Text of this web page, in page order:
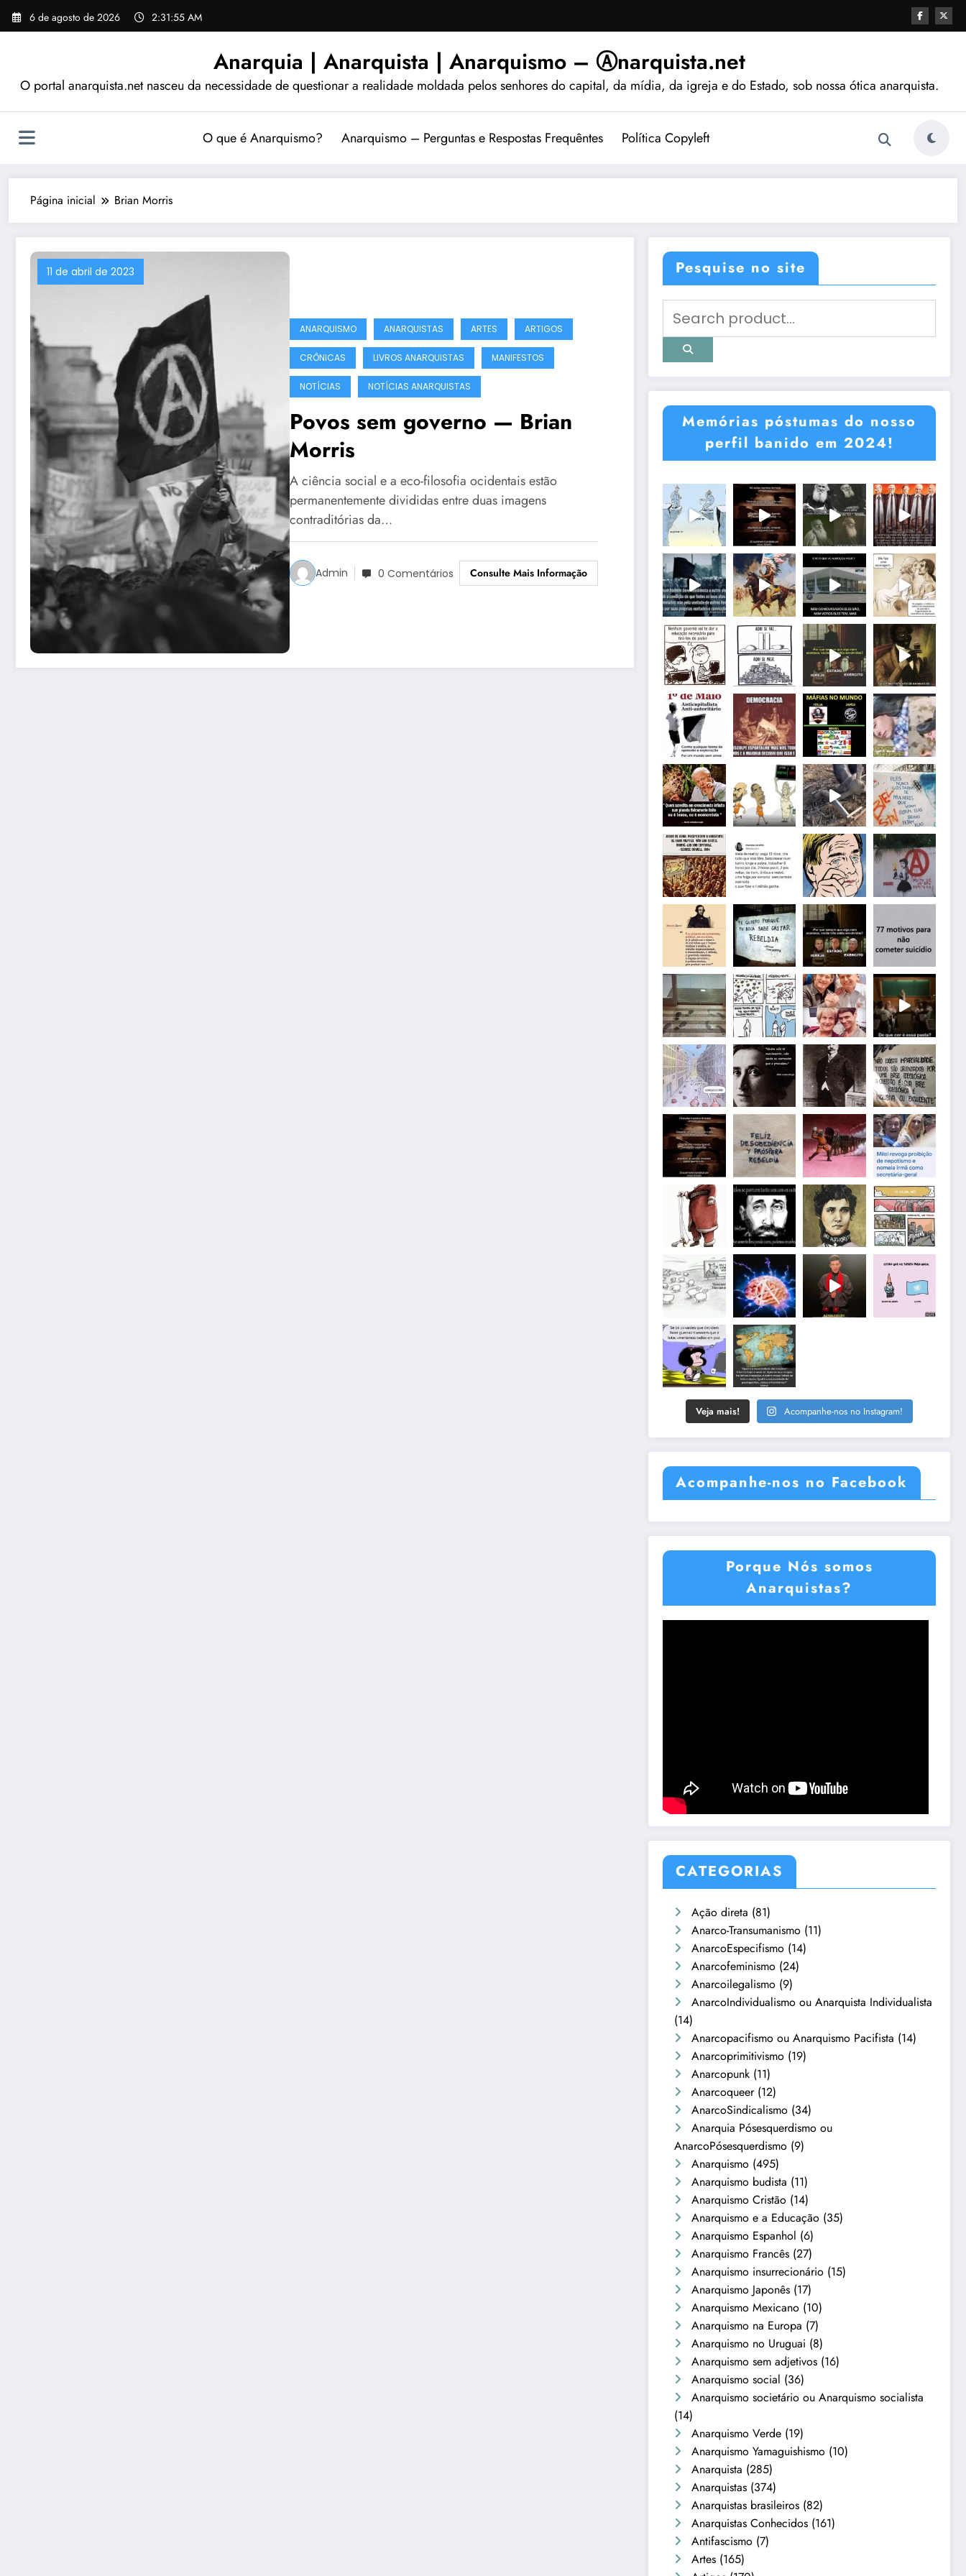
Pular
para
6 de agosto de 2026 2:31:56 AM
Anarquia | Anarquista | Anarquismo – Ⓐnarquista.net
O portal anarquista.net nasceu da necessidade de questionar a realidade moldada pelos senhores do capital, da mídia, da igreja e do Estado, sob nossa ótica anarquista.
O que é Anarquismo? Anarquismo – Perguntas e Respostas Frequêntes Política Copyleft
Página inicial Brian Morris
11 de abril de 2023
ANARQUISMO ANARQUISTAS ARTES ARTIGOS
CRÔNICAS LIVROS ANARQUISTAS MANIFESTOS
NOTÍCIAS NOTÍCIAS ANARQUISTAS
Povos sem governo — Brian
Morris
A ciência social e a eco-filosofia ocidentais estão
permanentemente divididas entre duas imagens
contraditórias da…
Admin 0 Comentários Consulte Mais Informação
Pesquise no site
Memórias póstumas do nosso
perfil banido em 2024!
Veja mais! Acompanhe-nos no Instagram!
Acompanhe-nos no Facebook
Porque Nós somos
Anarquistas?
CATEGORIAS
Ação direta (81)
Anarco-Transumanismo (11)
AnarcoEspecifismo (14)
Anarcofeminismo (24)
Anarcoilegalismo (9)
AnarcoIndividualismo ou Anarquista Individualista
(14)
Anarcopacifismo ou Anarquismo Pacifista (14)
Anarcoprimitivismo (19)
Anarcopunk (11)
Anarcoqueer(12)
AnarcoSindicalismo (34)
Anarquia Pósesquerdismo ou
AnarcoPósesquerdismo (9)
Anarquismo (495)
Anarquismo budista (11)
Anarquismo Cristão (14)
Anarquismo e a Educação (35)
Anarquismo Espanhol (6)
Anarquismo Francês (27)
Anarquismo insurrecionário (15)
Anarquismo Japonês (17)
Anarquismo Mexicano (10)
Anarquismo na Europa (7)
Anarquismo no Uruguai (8)
Anarquismo sem adjetivos (16)
Anarquismo social (36)
Anarquismo societário ou Anarquismo socialista
(14)
Anarquismo Verde (19)
Anarquismo Yamaguishismo (10)
Anarquista (285)
Anarquistas (374)
Anarquistas brasileiros (82)
Anarquistas Conhecidos (161)
Antifascismo (7)
Artes (165)